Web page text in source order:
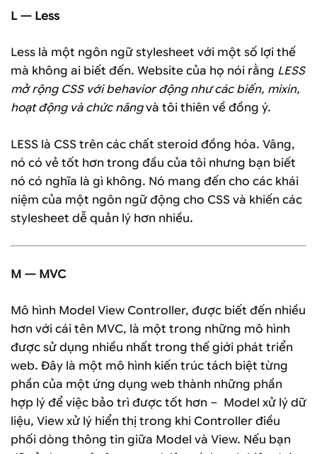
L — Less
Less là một ngôn ngữ stylesheet với một số lợi thế
mà không ai biết đến. Website của họ nói rằng LESS
mở rộng CSS với behavior động như các biến, mixin,
hoạt động và chức năngvà tôi thiên về đồng ý.
LESS là CSS trên các chất steroid đồng hóa. Vâng,
nó có vẻ tốt hơn trong đầu của tôi nhưng bạn biết
nó có nghĩa là gì không. Nó mang đến cho các khái
niệm của một ngôn ngữ động cho CSS và khiến các
stylesheet dễ quản lý hơn nhiều.
M — MVC
Mô hình Model View Controller, được biết đến nhiều
hơn với cái tên MVC, là một trong những mô hình
được sử dụng nhiều nhất trong thế giới phát triển
web. Đây là một mô hình kiến ​​trúc tách biệt từng
phần của một ứng dụng web thành những phần
hợp lý để việc bảo trì được tốt hơn – Model xử lý dữ
liệu, View xử lý hiển thị trong khi Controller điều
phối dòng thông tin giữa Model và View. Nếu bạn